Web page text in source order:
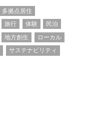
多拠点居住
旅行 体験
民泊
地方創生
ローカル
サステナビリティ